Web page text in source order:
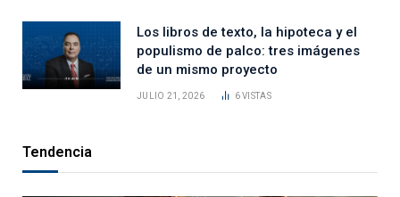
Los libros de texto, la hipoteca y el
populismo de palco: tres imágenes
de un mismo proyecto
JULIO 21, 2026 6VISTAS
Tendencia